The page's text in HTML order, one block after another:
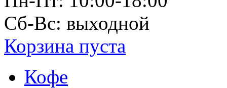
Сб-Вс: выходной
Корзина пуста
Кофе